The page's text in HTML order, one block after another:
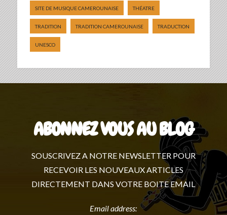
SITE DE MUSIQUE CAMEROUNAISE THÉATRE
TRADITION TRADITION CAMEROUNAISE TRADUCTION
UNESCO
ABONNEZ VOUS AU BLOG
SOUSCRIVEZ A NOTRE NEWSLETTER POUR
RECEVOIR LES NOUVEAUX ARTICLES
DIRECTEMENT DANS VOTRE BOITE EMAIL
Email address: